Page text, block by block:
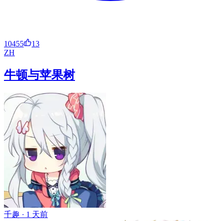
10455
13
ZH
牛顿与苹果树
千趣 · 1 天前